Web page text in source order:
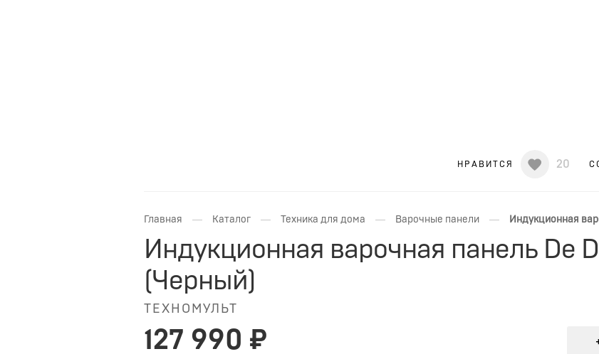
20
НРАВИТСЯ
Главная — Каталог — Техника для дома — Варочные панели — Индукционная
Индукционная варочная панель De
(Черный)
ТЕХНОМУЛЬТ
127 990 ₽